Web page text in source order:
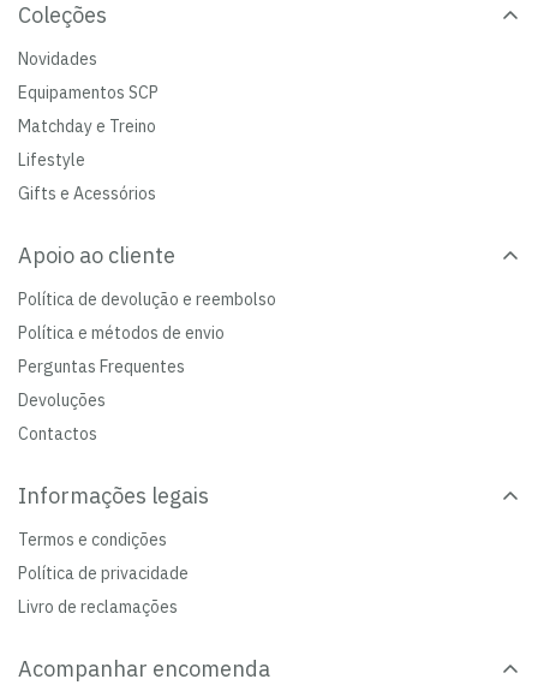
Coleções
Novidades
Equipamentos SCP
Matchday e Treino
Lifestyle
Gifts e Acessórios
Apoio ao cliente
Política de devolução e reembolso
Política e métodos de envio
Perguntas Frequentes
Devoluções
Contactos
Informações legais
Termos e condições
Política de privacidade
Livro de reclamações
Acompanhar encomenda